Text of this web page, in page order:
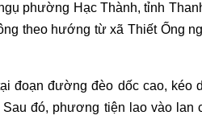
phường Hạc Thành, tỉnh
theo hướng từ xã Thiết Ống
đoạn đường đèo dốc cao, kéo
đó, phương tiện lao vào lan